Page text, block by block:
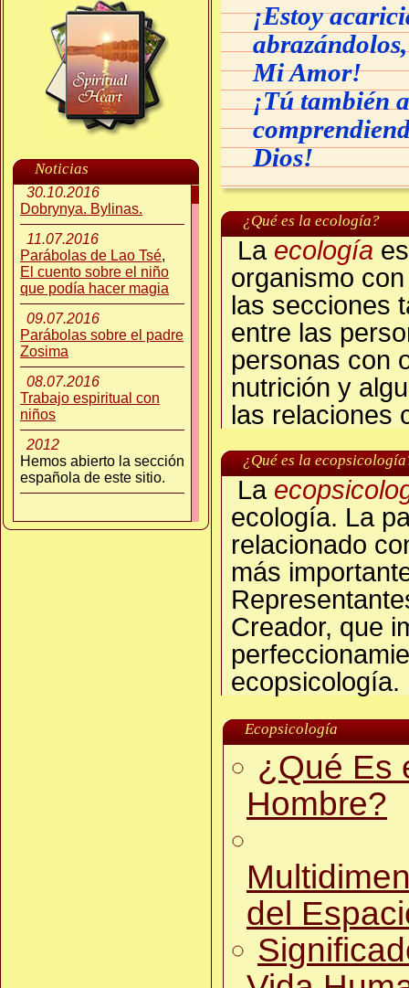
Noticias
30.10.2016
Dobrynya. Bylinas.
11.07.2016
Parábolas de Lao Tsé,
El cuento sobre el niño
que podía hacer magia
09.07.2016
Parábolas sobre el padre
Zosima
08.07.2016
Trabajo espiritual con
niños
2012
Hemos abierto la sección
española de este sitio.
¡Estoy
Mi Amor!
¡Tú también
Dios!
¿Qué es la ecología?
La ecología
organismo
las secciones
entre las
personas con
nutrición y
las relaciones
¿Qué es la
La
ecología. La
relacionado
más
Creador, que
ecopsicología.
Ecopsicología
¿Qué Es
Hombre?
del